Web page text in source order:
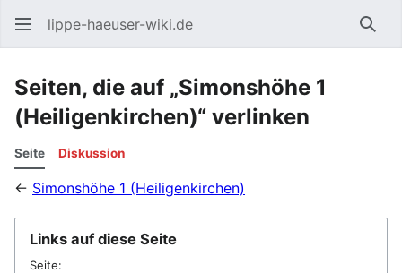
lippe-haeuser-wiki.de
Seiten, die auf „Simonshöhe 1
(Heiligenkirchen)“ verlinken
Seite Diskussion
← Simonshöhe 1 (Heiligenkirchen)
Links auf diese Seite
Seite: